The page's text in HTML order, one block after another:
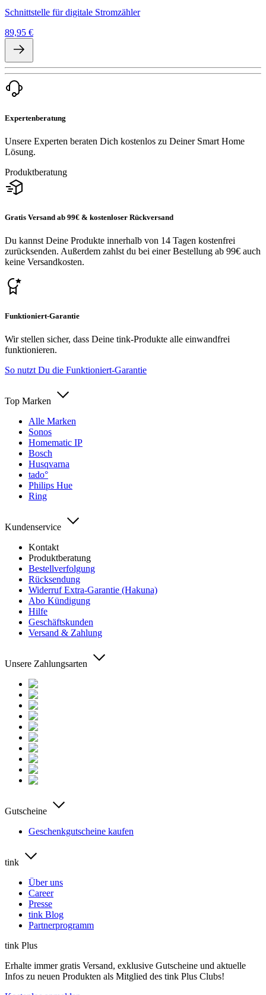
Schnittstelle für digitale Stromzähler
89,95 €
Expertenberatung
Unsere Experten beraten Dich kostenlos zu Deiner Smart Home
Lösung.
Produktberatung
Gratis Versand ab 99€ & kostenloser Rückversand
Du kannst Deine Produkte innerhalb von 14 Tagen kostenfrei
zurücksenden. Außerdem zahlst du bei einer Bestellung ab 99€ auch
keine Versandkosten.
Funktioniert-Garantie
Wir stellen sicher, dass Deine tink-Produkte alle einwandfrei
funktionieren.
So nutzt Du die Funktioniert-Garantie
Top Marken
Alle Marken
Sonos
Homematic IP
Bosch
Husqvarna
tado°
Philips Hue
Ring
Kundenservice
Kontakt
Produktberatung
Bestellverfolgung
Rücksendung
Widerruf Extra-Garantie (Hakuna)
Abo Kündigung
Hilfe
Geschäftskunden
Versand & Zahlung
Unsere Zahlungsarten
Gutscheine
Geschenkgutscheine kaufen
tink
Über uns
Career
Presse
tink Blog
Partnerprogramm
tink Plus
Erhalte immer gratis Versand, exklusive Gutscheine und aktuelle
Infos zu neuen Produkten als Mitglied des tink Plus Clubs!